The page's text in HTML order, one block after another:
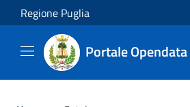
Salta al contenuto principale
Regione Puglia
Portale Opendata